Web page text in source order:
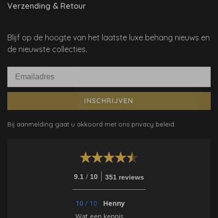
Verzending & Retour
Blijf op de hoogte van het laatste luxe behang nieuws en
de nieuwste collecties.
INSCHRIJVEN
Bij aanmelding gaat u akkoord met ons privacy beleid.
9.1 / 10 351 reviews
10 / 10
Henny
Wat een kennis